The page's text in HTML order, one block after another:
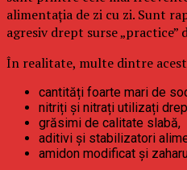
alimentația de zi cu zi. Sunt
agresiv drept surse „practice”
În realitate, multe dintre
cantități foarte mari de
nitriți și nitrați utilizați
grăsimi de calitate slabă,
aditivi și stabilizatori
amidon modificat și